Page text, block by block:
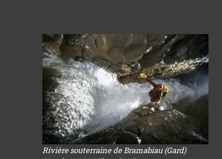
Rivière souterraine de Bramabiau (Gard)